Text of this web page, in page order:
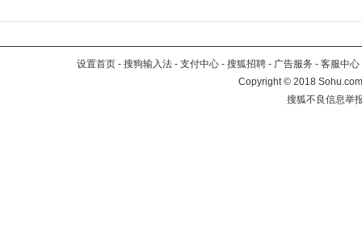
设置首页 - 搜狗输入法 - 支付中心 - 搜狐招聘 - 广告服务 - 客服中心
Copyright©2018
搜狐不良信息举